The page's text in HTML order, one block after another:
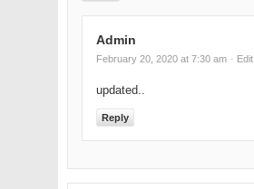
Admin
February 20, 2020 at 7:30 am · Edit
updated..
Reply